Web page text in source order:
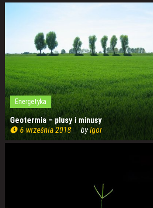
Energetyka
Geotermia – plusy i minusy
6 września 2018
byIgor